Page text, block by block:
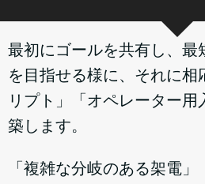
最初にゴールを共有し、最
を目指せる様に、それに相
リプト」「オペレーター
築します。
「複雑な分岐のある架電